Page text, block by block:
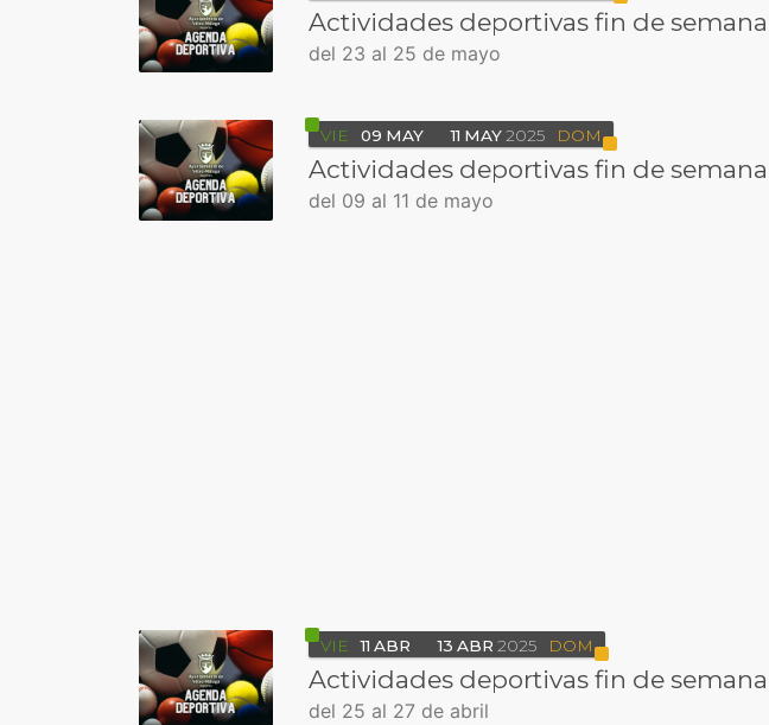
Actividades deportivas fin de semana
del 23 al 25 de mayo
VIE 09 MAY 11 MAY 2025 DOM
Actividades deportivas fin de semana
del 09 al 11 de mayo
VIE 11 ABR 13 ABR 2025 DOM
Actividades deportivas fin de semana
del 25 al 27 de abril